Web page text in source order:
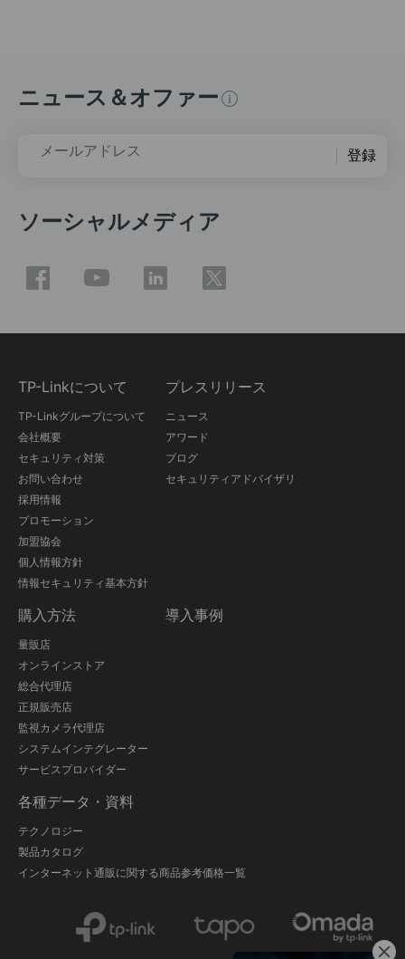
ニュース＆オファー
メールアドレス 登録
ソーシャルメディア
TP-Linkについて
TP-Linkグループについて
会社概要
セキュリティ対策
お問い合わせ
採用情報
プロモーション
加盟協会
個人情報方針
情報セキュリティ基本方針
プレスリリース
ニュース
アワード
ブログ
セキュリティアドバイザリ
購入方法
量販店
オンラインストア
総合代理店
正規販売店
監視カメラ代理店
システムインテグレーター
サービスプロバイダー
導入事例
各種データ・資料
テクノロジー
製品カタログ
インターネット通販に関する商品参考価格一覧